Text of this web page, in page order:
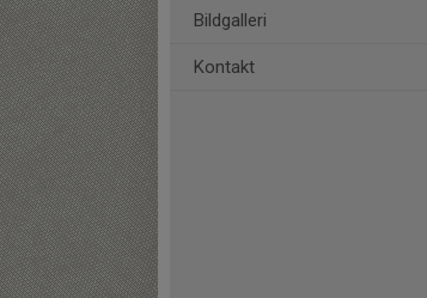
Bildgalleri
Kontakt